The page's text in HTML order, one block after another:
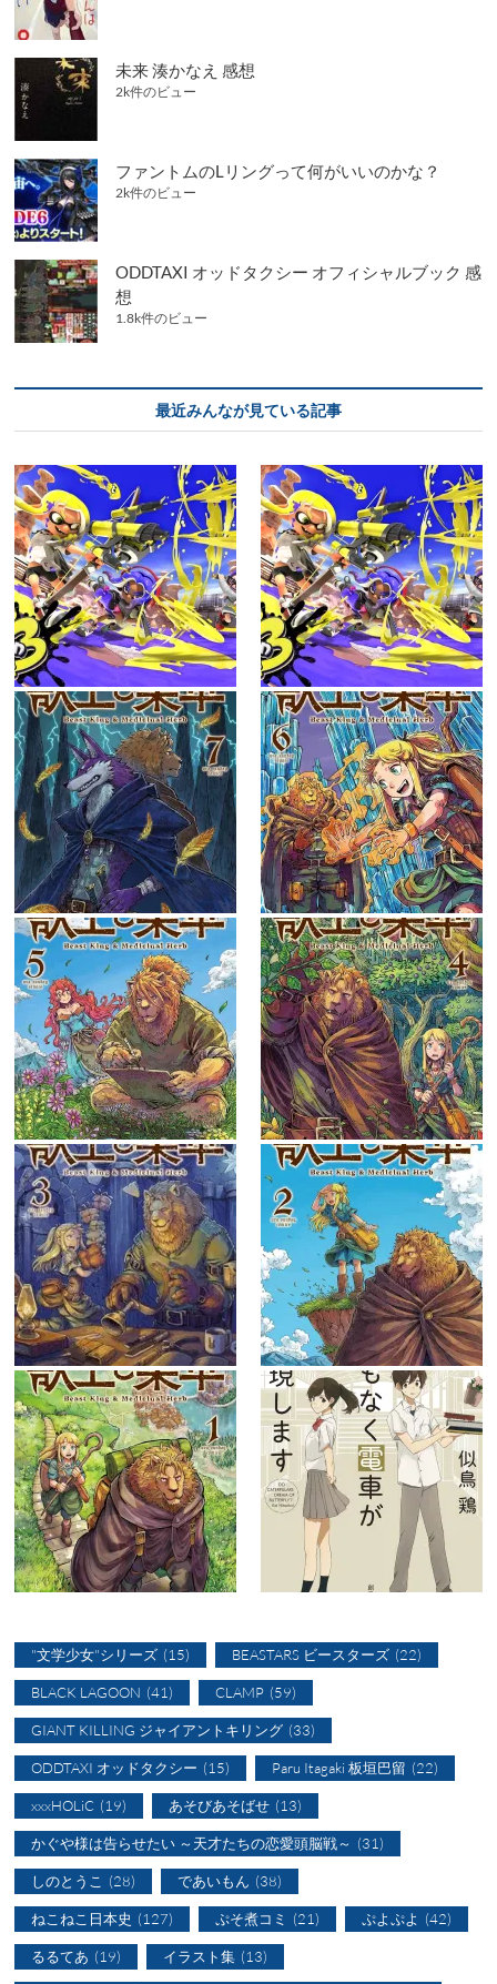
未来 湊かなえ 感想
2k件のビュー
ファントムのLリングって何がいいのかな？
2k件のビュー
ODDTAXI オッドタクシー オフィシャルブック 感
想
1.8k件のビュー
最近みんなが見ている記事
"文学少女"シリーズ (15) BEASTARS ビースターズ (22)
BLACK LAGOON (41) CLAMP (59)
GIANT KILLING ジャイアントキリング (33)
ODDTAXI オッドタクシー (15) Paru Itagaki 板垣巴留 (22)
xxxHOLiC (19) あそびあそばせ (13)
かぐや様は告らせたい ～天才たちの恋愛頭脳戦～ (31)
しのとうこ (28) であいもん (38)
ねこねこ日本史 (127) ぷそ煮コミ (21) ぷよぷよ (42)
るるてあ (19) イラスト集 (13)